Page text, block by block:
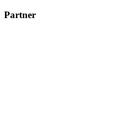
Partner